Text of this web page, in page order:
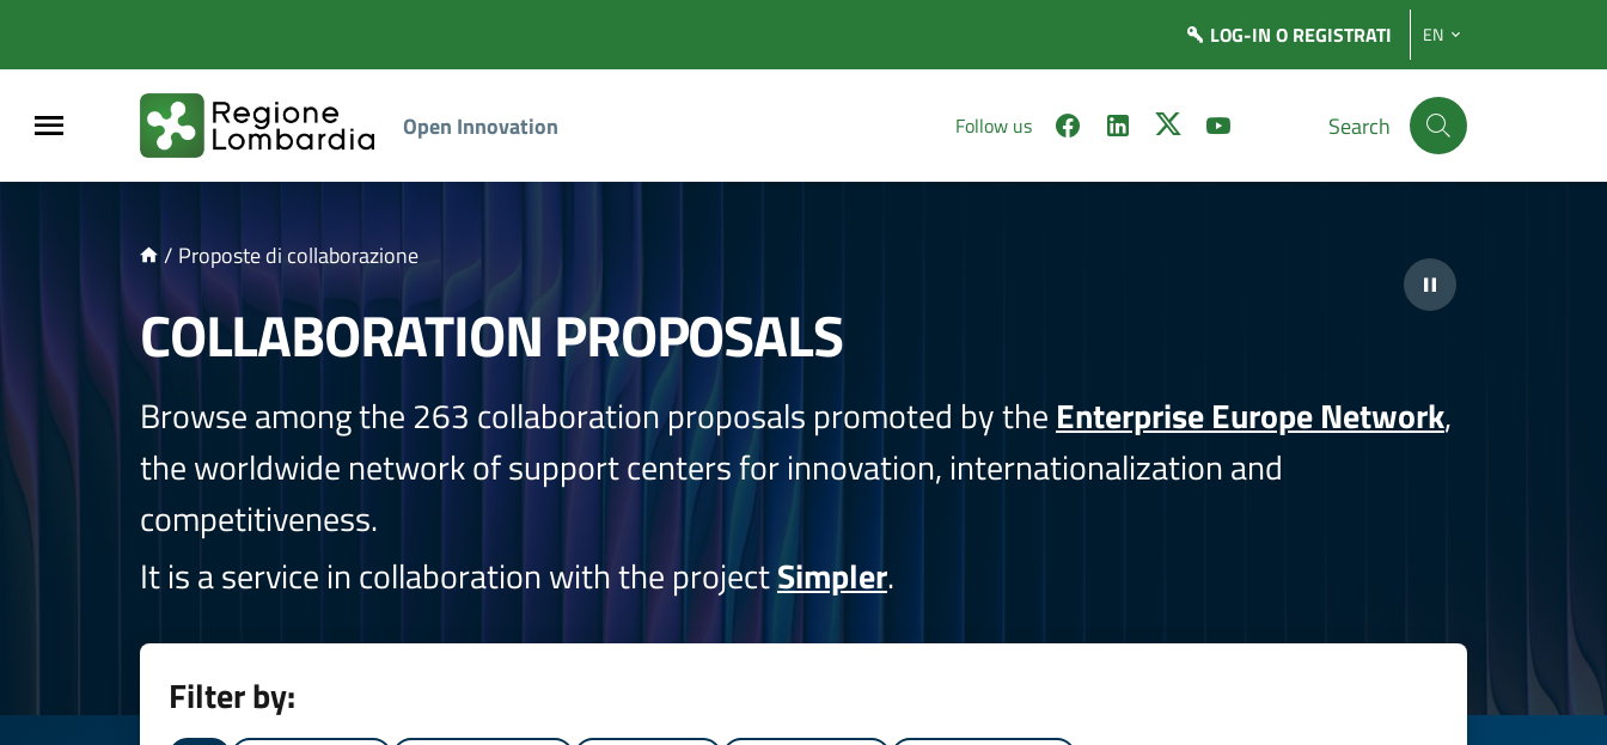
LOG-IN O REGISTRATI EN
Open Innovation Follow us Search
/ Proposte di collaborazione
COLLABORATION PROPOSALS
Browse among the 263 collaboration proposals promoted by the Enterprise Europe Network,
the worldwide network of support centers for innovation, internationalization and
competitiveness.
It is a service in collaboration with the projectSimpler.
Filter by: